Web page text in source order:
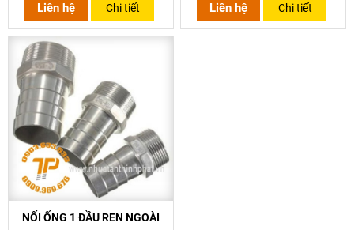
Liên hệ Chi tiết Liên hệ Chi tiết
NỐI ỐNG 1 ĐẦU REN NGOÀI